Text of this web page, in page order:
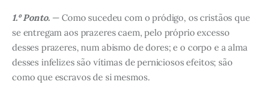
1.º Ponto.— Como sucedeu com o pródigo, os cristãos que
se entregam aos prazeres caem, pelo próprio excesso
desses prazeres, num abismo de dores; e o corpo e a alma
desses infelizes são vítimas de perniciosos efeitos; são
como que escravos de si mesmos.